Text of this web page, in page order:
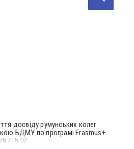
досвіду румунських колег
БДМУ по програмі Erasmus+
15:02